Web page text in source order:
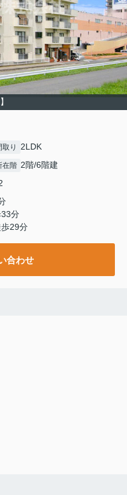
取り 2LDK
在階 2階/6階建
33分
歩29分
合わせ